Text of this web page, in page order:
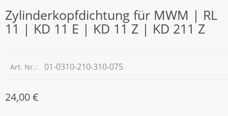
Zylinderkopfdichtung für MWM | RL
11 | KD 11 E | KD 11 Z | KD 211 Z
Art. Nr.: 01-0310-210-310-075
24,00€